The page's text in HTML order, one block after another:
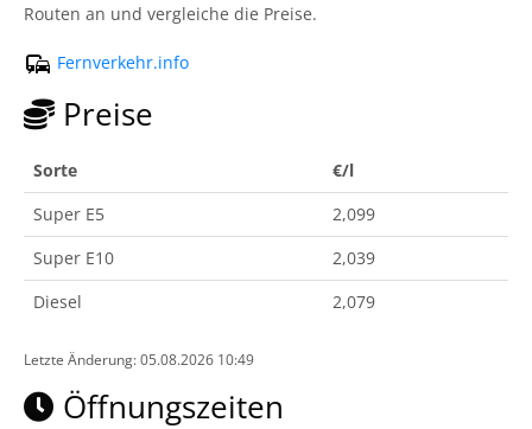
Routen an und vergleiche die Preise.
Fernverkehr.info
Preise
Sorte
€/l
Super E5
2,099
Super E10
2,039
Diesel
2,079
Letzte Änderung: 05.08.2026 10:49
Öffnungszeiten